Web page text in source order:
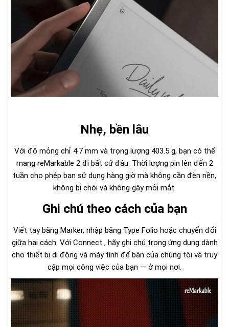
Nhẹ, bền lâu
Với độ mỏng chỉ 4.7 mm và trọng lượng 403.5 g, bạn có thể
mang reMarkable 2 đi bất cứ đâu. Thời lượng pin lên đến 2
tuần cho phép bạn sử dụng hàng giờ mà không cần đèn nền,
không bị chói và không gây mỏi mắt.
Ghi chú theo cách của bạn
Viết tay bằng Marker, nhập bằng Type Folio hoặc chuyển đổi
giữa hai cách. Với Connect , hãy ghi chú trong ứng dụng dành
cho thiết bị di động và máy tính để bàn của chúng tôi và truy
cập mọi công việc của bạn — ở mọi nơi.